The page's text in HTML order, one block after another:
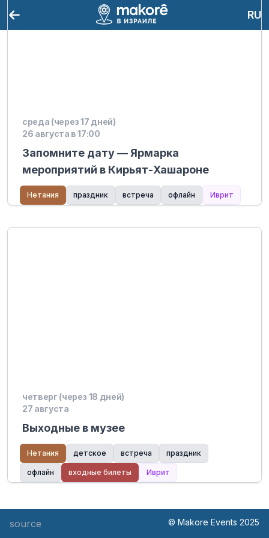
RU
среда (через 17 дней)
26 августа в 17:00
Запомните дату — Ярмарка
мероприятий в Кирьят-Хашароне
Нетания праздник встреча офлайн Иврит
четверг (через 18 дней)
27 августа
Выходные в музее
Нетания детское встреча праздник
офлайн входные билеты Иврит
source © Makore Events 2025